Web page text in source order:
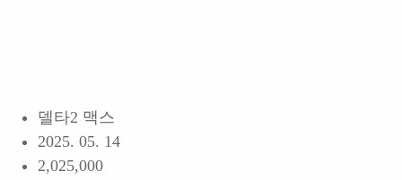
델타2 맥스
2025. 05. 14
2,025,000